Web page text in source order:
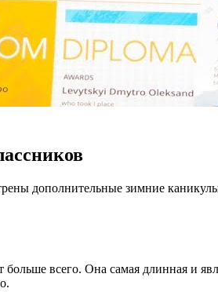
дополнительные зимние
всего. Она самая длинная и